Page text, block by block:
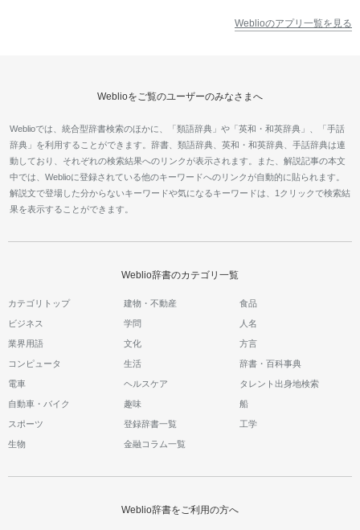
Weblioのアプリ一覧を見る
Weblioをご覧のユーザーのみなさまへ
Weblioでは、統合型辞書検索のほかに、「類語辞典」や「英和・和英辞典」、「手話
辞典」を利用することができます。辞書、類語辞典、英和・和英辞典、手話辞典は連
動しており、それぞれの検索結果へのリンクが表示されます。また、解説記事の本文
中では、Weblioに登録されている他のキーワードへのリンクが自動的に貼られます。
解説文で登場した分からないキーワードや気になるキーワードは、1クリックで検索結
果を表示することができます。
Weblio辞書のカテゴリ一覧
カテゴリトップ 建物・不動産 食品
ビジネス 学問 人名
業界用語 文化 方言
コンピュータ 生活 辞書・百科事典
電車 ヘルスケア タレント出身地検索
自動車・バイク 趣味 船
スポーツ 登録辞書一覧 工学
生物 金融コラム一覧
Weblio辞書をご利用の方へ